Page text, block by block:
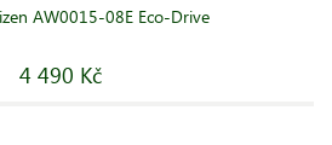
AW0015-08E Eco-Drive
4 490 Kč